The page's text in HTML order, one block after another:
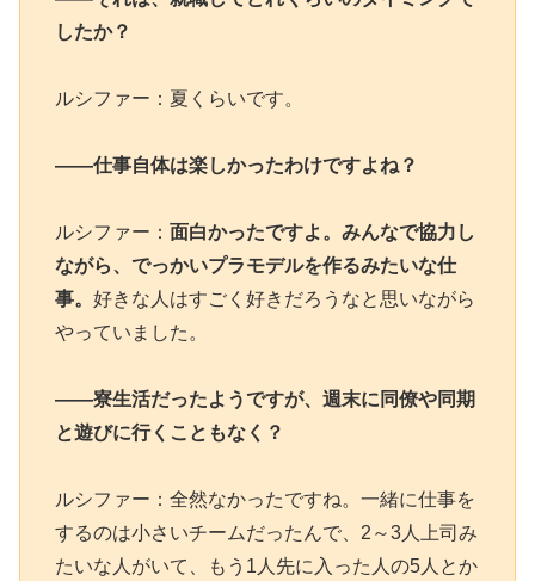
したか？
ルシファー：夏くらいです。
――仕事自体は楽しかったわけですよね？
ルシファー： 面白かったですよ。みんなで協力し
ながら、でっかいプラモデルを作るみたいな仕
事。 好きな人はすごく好きだろうなと思いながら
やっていました。
――寮生活だったようですが、週末に同僚や同期
と遊びに行くこともなく？
ルシファー：全然なかったですね。一緒に仕事を
するのは小さいチームだったんで、2～3人上司み
たいな人がいて、もう1人先に入った人の5人とか